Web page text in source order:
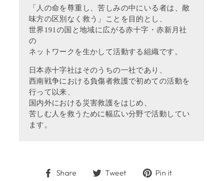
「人の命を尊重し、苦しみの中にいる者は、敵
味方の区別なく救う」ことを目的とし、
世界191の国と地域に広がる赤十字・赤新月社
の
ネットワークを生かして活動する組織です。
日本赤十字社はそのうちの一社であり、
西南戦争における負傷者救護で初めての活動を
行って以来、
国内外における災害救護をはじめ、
苦しむ人を救うために幅広い分野で活動してい
ます。
Share
ShareTweet
TweetPin it